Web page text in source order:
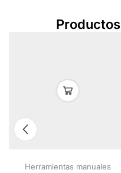
Herramientas manuales